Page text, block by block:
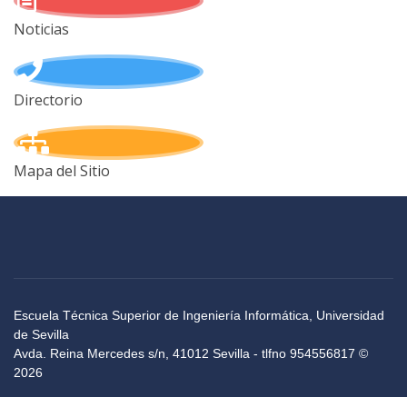
Noticias
Directorio
Mapa del Sitio
Escuela Técnica Superior de Ingeniería Informática, Universidad
de Sevilla
Avda. Reina Mercedes s/n, 41012 Sevilla - tlfno 954556817 ©
2026